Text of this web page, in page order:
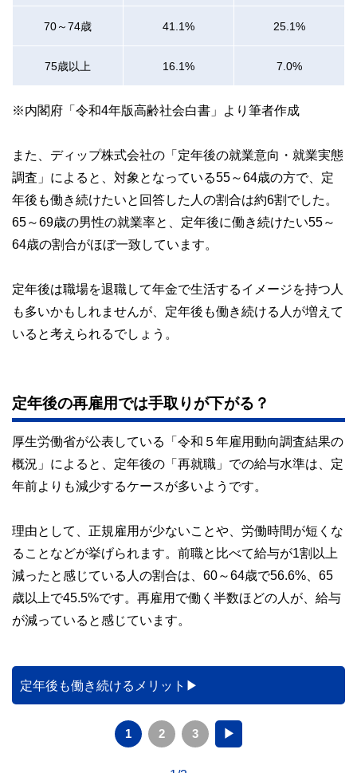
70～74歳 41.1% 25.1%
75歳以上 16.1% 7.0%
※内閣府「令和4年版高齢社会白書」より筆者作成
また、ディップ株式会社の「定年後の就業意向・就業実態
調査」によると、対象となっている55～64歳の方で、定
年後も働き続けたいと回答した人の割合は約6割でした。
65～69歳の男性の就業率と、定年後に働き続けたい55～
64歳の割合がほぼ一致しています。
定年後は職場を退職して年金で生活するイメージを持つ人
も多いかもしれませんが、定年後も働き続ける人が増えて
いると考えられるでしょう。
定年後の再雇用では手取りが下がる？
厚生労働省が公表している「令和５年雇用動向調査結果の
概況」によると、定年後の「再就職」での給与水準は、定
年前よりも減少するケースが多いようです。
理由として、正規雇用が少ないことや、労働時間が短くな
ることなどが挙げられます。前職と比べて給与が1割以上
減ったと感じている人の割合は、60～64歳で56.6%、65
歳以上で45.5%です。再雇用で働く半数ほどの人が、給与
が減っていると感じています。
定年後も働き続けるメリット
1 2 3 ▶